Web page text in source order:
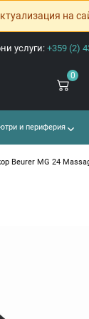
на
услуги: +359 (2)
0
и периферия
Beurer MG 24